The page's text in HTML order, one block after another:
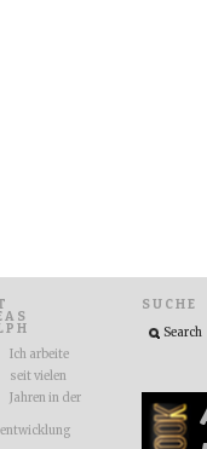
Ich arbeite
seit vielen
Jahren in der
SUCHE